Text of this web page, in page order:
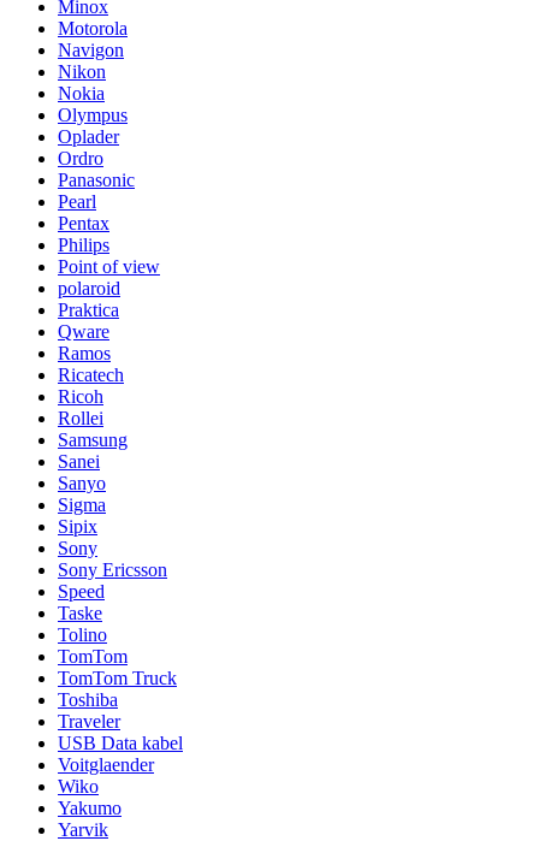
Minox
Motorola
Navigon
Nikon
Nokia
Olympus
Oplader
Ordro
Panasonic
Pearl
Pentax
Philips
Point of view
polaroid
Praktica
Qware
Ramos
Ricatech
Ricoh
Rollei
Samsung
Sanei
Sanyo
Sigma
Sipix
Sony
Sony Ericsson
Speed
Taske
Tolino
TomTom
TomTom Truck
Toshiba
Traveler
USB Data kabel
Voitglaender
Wiko
Yakumo
Yarvik